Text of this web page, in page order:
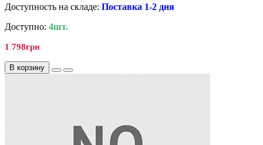
Доступность на складе: Поставка 1-2 дня
Доступно: 4шт.
1 798грн
В корзину